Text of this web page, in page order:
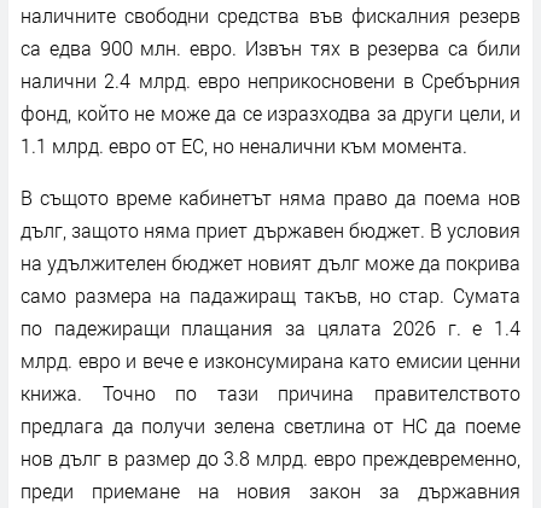
наличните свободни средства във фискалния резерв
са едва 900 млн. евро. Извън тях в резерва са били
налични 2.4 млрд. евро неприкосновени в Сребърния
фонд, който не може да се изразходва за други цели, и
1.1 млрд. евро от ЕС, но неналични към момента.
В същото време кабинетът няма право да поема нов
дълг, защото няма приет държавен бюджет. В условия
на удължителен бюджет новият дълг може да покрива
само размера на падажиращ такъв, но стар. Сумата
по падежиращи плащания за цялата 2026 г. е 1.4
млрд. евро и вече е изконсумирана като емисии ценни
книжа. Точно по тази причина правителството
предлага да получи зелена светлина от НС да поеме
нов дълг в размер до 3.8 млрд. евро преждевременно,
преди приемане на новия закон за държавния